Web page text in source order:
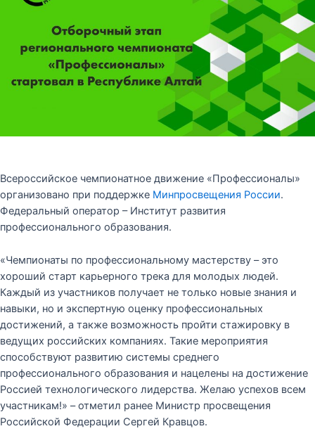
Всероссийское чемпионатное движение «Профессионалы»
организовано при поддержке Минпросвещения России.
Федеральный оператор – Институт развития
профессионального образования.
«Чемпионаты по профессиональному мастерству – это
хороший старт карьерного трека для молодых людей.
Каждый из участников получает не только новые знания и
навыки, но и экспертную оценку профессиональных
достижений, а также возможность пройти стажировку в
ведущих российских компаниях. Такие мероприятия
способствуют развитию системы среднего
профессионального образования и нацелены на достижение
Россией технологического лидерства. Желаю успехов всем
участникам!» – отметил ранее Министр просвещения
Российской Федерации Сергей Кравцов.